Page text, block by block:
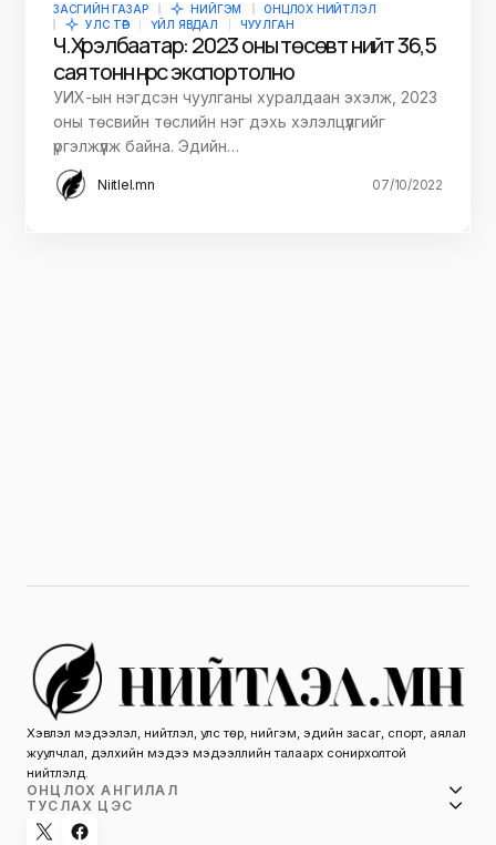
ЗАСГИЙН ГАЗАР НИЙГЭМ
ОНЦЛОХ НИЙТЛЭЛ
УЛС ТӨР
ҮЙЛ ЯВДАЛ ЧУУЛГАН
Ч.Хүрэлбаатар: 2023 оны төсөвт нийт 36,5
сая тонн нүүрс экспортолно
УИХ-ын нэгдсэн чуулганы хуралдаан эхэлж, 2023
оны төсвийн төслийн нэг дэхь хэлэлцүүлгийг
үргэлжүүлж байна. Эдийн…
Niitlel.mn 07/10/2022
Хэвлэл мэдээлэл, нийтлэл, улс төр, нийгэм, эдийн засаг, спорт, аялал
жуулчлал, дэлхийн мэдээ мэдээллийн талаарх сонирхолтой
нийтлэлүүд.
ОНЦЛОХ АНГИЛАЛ
ТУСЛАХ ЦЭС